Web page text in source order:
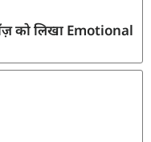
को लिखा Emotional